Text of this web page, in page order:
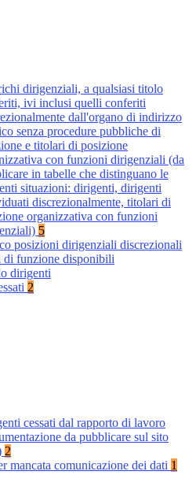
dirigenziali, a qualsiasi titolo
ivi inclusi quelli conferiti
dall'organo di indirizzo
senza procedure pubbliche di
e titolari di posizione
con funzioni dirigenziali (da
in tabelle che distinguano le
situazioni: dirigenti, dirigenti
discrezionalmente, titolari di
organizzativa con funzioni
5
posizioni dirigenziali discrezionali
di funzione disponibili
dirigenti
2
cessati dal rapporto di lavoro
da pubblicare sul sito
2
mancata comunicazione dei dati 1